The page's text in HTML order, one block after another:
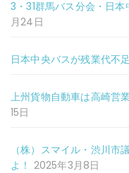
3・31群馬バス分会・日
月24日
日本中央バスが残業代不
上州貨物自動車は高崎営
15日
（株）スマイル・渋川
よ！ 2025年3月8日